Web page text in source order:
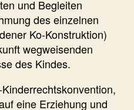
und Begleiten
des einzelnen
Ko-Konstruktion)
wegweisenden
des Kindes.
eine Erziehung und